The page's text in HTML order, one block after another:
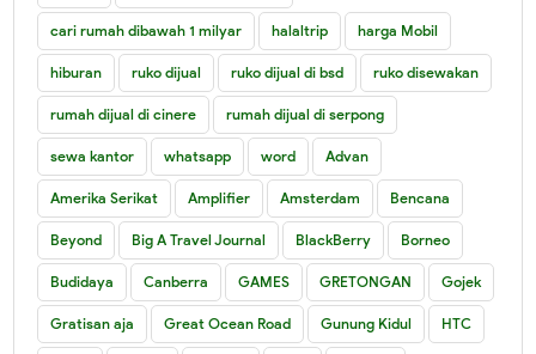
cari rumah dibawah 1 milyar halaltrip harga Mobil
hiburan ruko dijual ruko dijual di bsd ruko disewakan
rumah dijual di cinere rumah dijual di serpong
sewa kantor whatsapp word Advan
Amerika Serikat Amplifier Amsterdam Bencana
Beyond Big A Travel Journal BlackBerry Borneo
Budidaya Canberra GAMES GRETONGAN Gojek
Gratisan aja Great Ocean Road Gunung Kidul HTC